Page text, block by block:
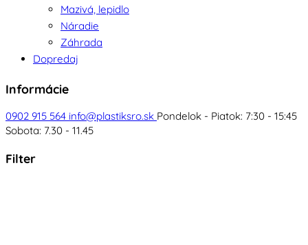
Mazivá, lepidlo
Náradie
Záhrada
Dopredaj
Informácie
0902 915 564 info@plastiksro.sk Pondelok - Piatok: 7:30 - 15:45
Sobota: 7.30 - 11.45
Filter